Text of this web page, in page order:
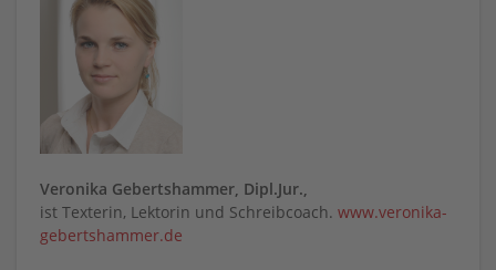
Veronika Gebertshammer, Dipl.Jur.,
ist Texterin, Lektorin und Schreibcoach. www.veronika-
gebertshammer.de